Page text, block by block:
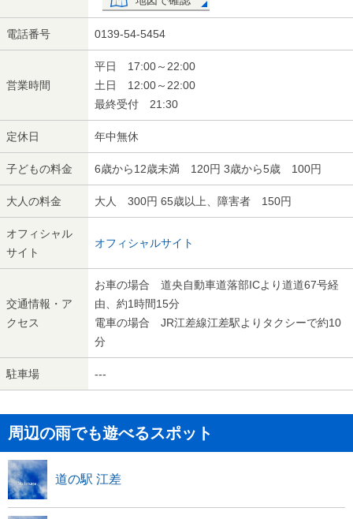
電話番号 0139-54-5454
営業時間
平日 17:00～22:00
土日 12:00～22:00
最終受付 21:30
定休日 年中無休
子どもの料金 6歳から12歳未満 120円 3歳から5歳 100円
大人の料金 大人 300円 65歳以上、障害者 150円
オフィシャル
サイト
オフィシャルサイト
交通情報・ア
クセス
お車の場合 道央自動車道落部ICより道道67号経
由、約1時間15分
電車の場合 JR江差線江差駅よりタクシーで約10
分
駐車場 ---
周辺の雨でも遊べるスポット
道の駅 江差